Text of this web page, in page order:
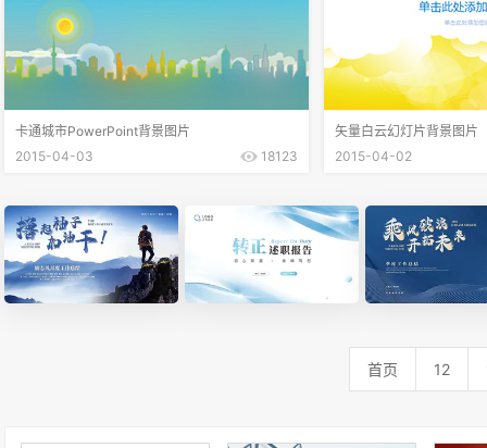
卡通城市PowerPoint背景图片
2015-04-03
18123
矢量白云幻灯片背景图片
2015-04-02
首页 12